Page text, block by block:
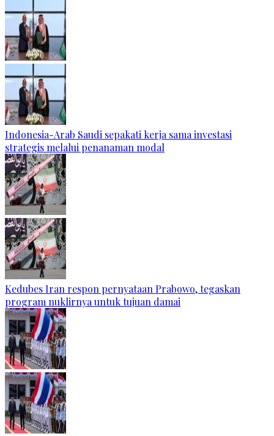
Indonesia-Arab Saudi sepakati kerja sama investasi
strategis melalui penanaman modal
Kedubes Iran respon pernyataan Prabowo, tegaskan
program nuklirnya untuk tujuan damai